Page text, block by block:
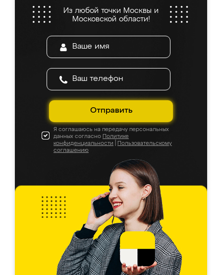
Из любой точки Москвы и
Московской области!
Отправить
Я соглашаюсь на передачу персональных
данных согласно Политике
конфиденциальности
Пользовательскому
соглашению